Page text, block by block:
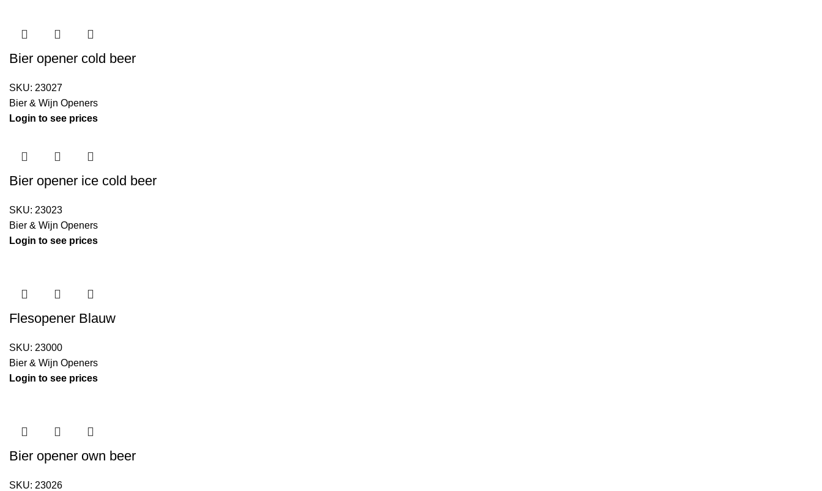
Bier opener cold beer
SKU: 23027
Bier & Wijn Openers
Login to see prices
Bier opener ice cold beer
SKU: 23023
Bier & Wijn Openers
Login to see prices
Flesopener Blauw
SKU: 23000
Bier & Wijn Openers
Login to see prices
Bier opener own beer
SKU: 23026